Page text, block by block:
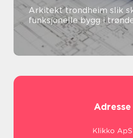
Arkitekt trondheim slik skapes
funksjonelle bygg i
Adresse